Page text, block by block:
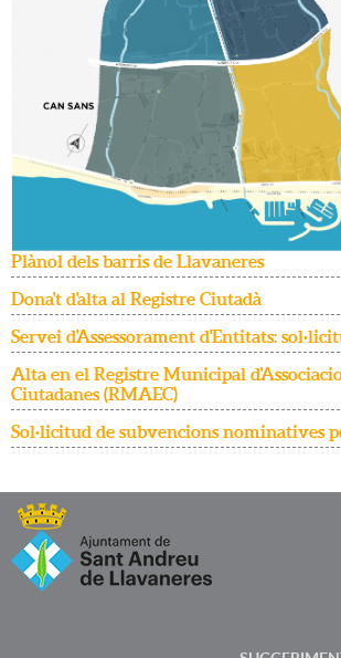
Plànol dels barris de Llavaneres
Dona't d'alta al Registre Ciutadà
Servei d'Assessorament d'Entitats:
Alta en el Registre Municipal
Ciutadanes (RMAEC)
Sol·licitud de subvencions nominatives